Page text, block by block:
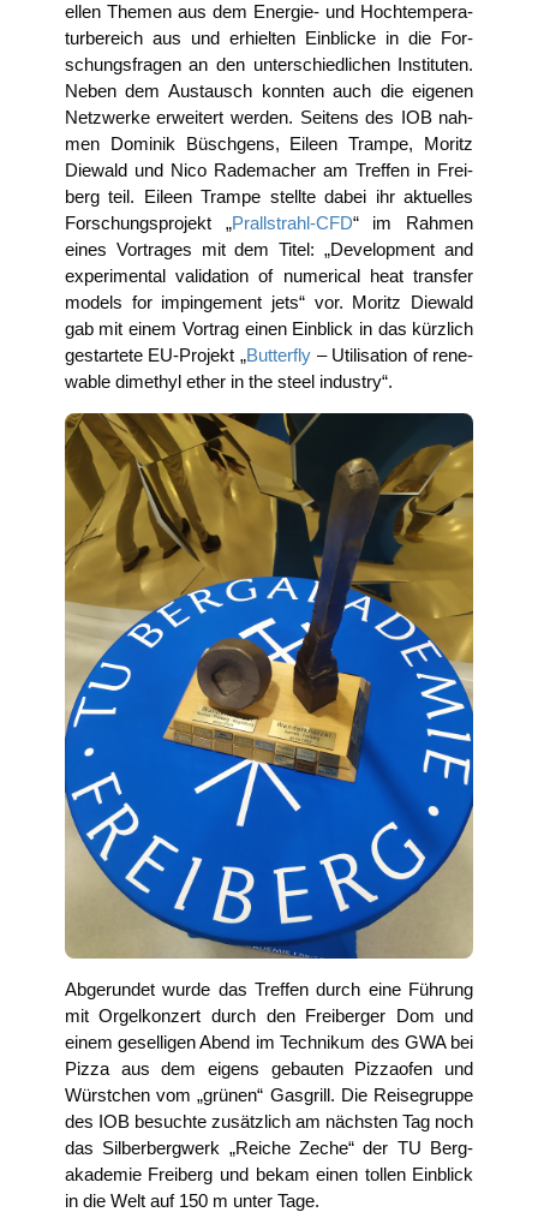
el­len The­men aus dem Ener­gie- und Hoch­tem­pe­ra­
tur­be­reich aus und erhiel­ten Ein­bli­cke in die For­
schungs­fra­gen an den unter­schied­li­chen Insti­tu­ten.
Neben dem Aus­tausch konn­ten auch die eige­nen
Netz­wer­ke erwei­tert wer­den. Sei­tens des IOB nah­
men Domi­nik Büsch­ge­ns, Eileen Tram­pe, Moritz
Die­wald und Nico Rade­ma­cher am Tref­fen in Frei­
berg teil. Eileen Tram­pe stell­te dabei ihr aktu­el­les
For­schungs­pro­jekt „Prall­strahl-CFD“ im Rah­men
eines Vor­tra­ges mit dem Titel: „Deve­lo­p­ment and
expe­ri­men­tal vali­da­ti­on of nume­ri­cal heat trans­fer
models for impinge­ment jets“ vor. Moritz Die­wald
gab mit einem Vor­trag einen Ein­blick in das kürz­lich
gestar­te­te EU-Pro­jekt „But­ter­fly– Uti­li­sa­ti­on of rene­
wa­ble dime­thyl ether in the steel industry“.
Abge­run­det wur­de das Tref­fen durch eine Füh­rung
mit Orgel­kon­zert durch den Frei­ber­ger Dom und
einem gesel­li­gen Abend im Tech­ni­kum des GWA bei
Piz­za aus dem eigens gebau­ten Piz­za­ofen und
Würst­chen vom „grü­nen“ Gas­grill. Die Rei­se­grup­pe
des IOB besuch­te zusätz­lich am nächs­ten Tag noch
das Sil­ber­berg­werk „Rei­che Zeche“ der TU Berg­
aka­de­mie Frei­berg und bekam einen tol­len Ein­blick
in die Welt auf 150 m unter Tage.